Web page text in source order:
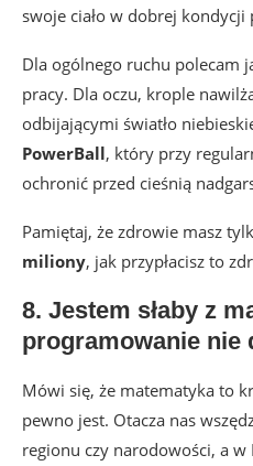
swoje ciało w dobrej kondycji
Dla ogólnego ruchu polecam
pracy. Dla oczu, krople
odbijającymi światło
PowerBall, który przy
ochronić przed cieśnią
Pamiętaj, że zdrowie masz
miliony, jak przypłacisz to
8. Jestem słaby z
programowanie nie
Mówi się, że matematyka to
pewno jest. Otacza nas
regionu czy narodowości, a